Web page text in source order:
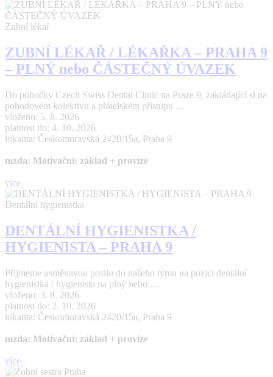
Zubní lékař
ZUBNÍ LÉKAŘ / LÉKAŘKA – PRAHA 9
– PLNÝ nebo ČÁSTEČNÝ ÚVAZEK
Do pobočky Czech Swiss Dental Clinic na Praze 9, zakládající si na
pohodovém kolektivu a přátelském přístupu ...
vloženo: 5. 8. 2026
platnost do: 4. 10. 2026
lokalita: Českomoravská 2420/15a, Praha 9
mzda: Motivační: základ + provize
více
Dentální hygienistka
DENTÁLNÍ HYGIENISTKA /
HYGIENISTA – PRAHA 9
Přijmeme usměvavou posilu do našeho týmu na pozici dentální
hygienistka / hygienista na plný nebo ...
vloženo: 3. 8. 2026
platnost do: 2. 10. 2026
lokalita: Českomoravská 2420/15a, Praha 9
mzda: Motivační: základ + provize
více